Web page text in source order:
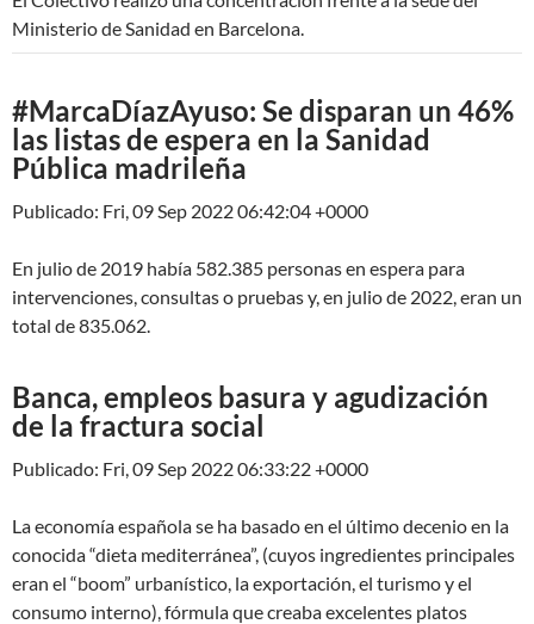
Ministerio de Sanidad en Barcelona.
#MarcaDíazAyuso: Se disparan un 46%
las listas de espera en la Sanidad
Pública madrileña
Publicado: Fri, 09 Sep 2022 06:42:04 +0000
En julio de 2019 había 582.385 personas en espera para
intervenciones, consultas o pruebas y, en julio de 2022, eran un
total de 835.062.
Banca, empleos basura y agudización
de la fractura social
Publicado: Fri, 09 Sep 2022 06:33:22 +0000
La economía española se ha basado en el último decenio en la
conocida “dieta mediterránea”, (cuyos ingredientes principales
eran el “boom” urbanístico, la exportación, el turismo y el
consumo interno), fórmula que creaba excelentes platos